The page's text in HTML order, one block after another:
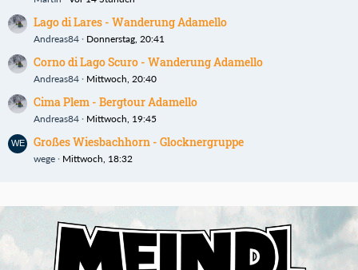
Lago di Lares - Wanderung Adamello
Andreas84 Donnerstag, 20:41
Corno di Lago Scuro - Wanderung Adamello
Andreas84 Mittwoch, 20:40
Cima Plem - Bergtour Adamello
Andreas84 Mittwoch, 19:45
Großes Wiesbachhorn - Glocknergruppe
wege Mittwoch, 18:32